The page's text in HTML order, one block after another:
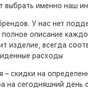
выбрать именно наш
У нас нет
описание
изделие, всегда
расходы
скидки на
на сегодняшний